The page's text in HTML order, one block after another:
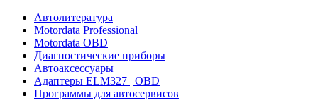
Автолитература
Motordata Professional
Motordata OBD
Диагностические приборы
Автоаксессуары
Адаптеры ELM327 | OBD
Программы для автосервисов